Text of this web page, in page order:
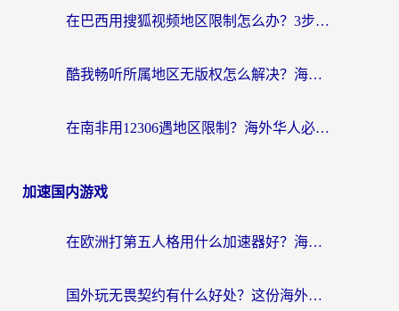
在巴西用搜狐视频地区限制怎么办？3步解决海外看国内剧的烦恼
酷我畅听所属地区无版权怎么解决？海外党必看的回国加速全攻略
在南非用12306遇地区限制？海外华人必看的回国加速全攻略（附B站芒果TV解锁技巧）
加速国内游戏
在欧洲打第五人格用什么加速器好？海外党亲测有效的国服游戏加速方案
国外玩无畏契约有什么好处？这份海外国服游戏加速指南帮你解决90%的卡顿问题